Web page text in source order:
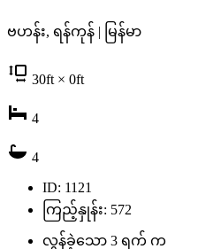
ဗဟန်း, ရန်ကုန် | မြန်မာ
30ft × 0ft
4
4
ID: 1121
ကြည့်နှုန်း: 572
လွန်ခဲ့သော 3 ရက် က